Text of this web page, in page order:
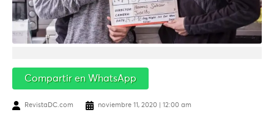
Compartir en WhatsApp
RevistaDC.com noviembre 11, 2020 | 12:00 am